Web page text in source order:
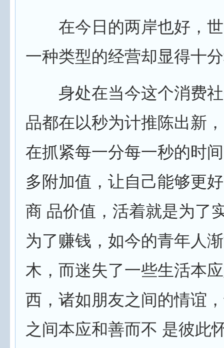
在今日的两岸也好，世
一种类型的经营却显得十
身处在当今这个消费社
品都在以秒为计推陈出新
在抓紧每一分每一秒的时
多附加值，让自己能够更
商 品价值，活着就是为了
为了赚钱，如今的青年人
木，而迷失了一些生活本
西，诸如朋友之间的情谊
之间本应和善而不 是彼此